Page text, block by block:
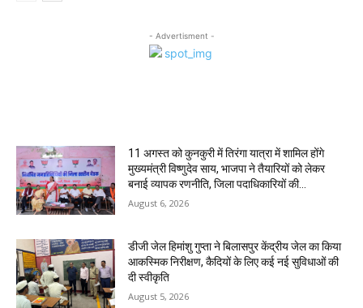
- Advertisment -
11 अगस्त को कुनकुरी में तिरंगा यात्रा में शामिल होंगे
मुख्यमंत्री विष्णुदेव साय, भाजपा ने तैयारियों को लेकर
बनाई व्यापक रणनीति, जिला पदाधिकारियों की...
August 6, 2026
डीजी जेल हिमांशु गुप्ता ने बिलासपुर केंद्रीय जेल का किया
आकस्मिक निरीक्षण, कैदियों के लिए कई नई सुविधाओं की
दी स्वीकृति
August 5, 2026